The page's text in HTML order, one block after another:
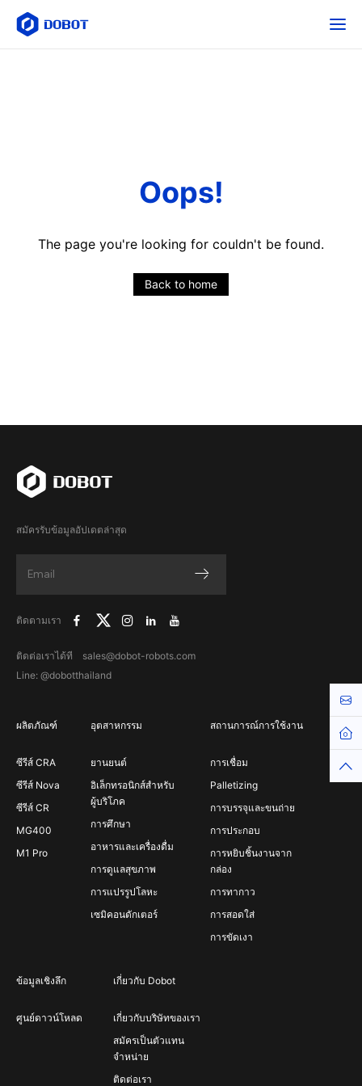
Oops!
The page you're looking for couldn't be found.
Back to home
สมัครรับข้อมูลอัปเดตล่าสุด
ติดตามเรา
ติดต่อเราได้ที sales@dobot-robots.com
Line: @dobotthailand
ผลิตภัณฑ์
ซีรีส์ CRA
ซีรีส์ Nova
ซีรีส์ CR
MG400
M1 Pro
อุตสาหกรรม
ยานยนต์
อิเล็กทรอนิกส์สำหรับ
ผู้บริโภค
การศึกษา
อาหารและเครื่องดื่ม
การดูแลสุขภาพ
การแปรรูปโลหะ
เซมิคอนดักเตอร์
สถานการณ์การใช้งาน
การเชื่อม
Palletizing
การบรรจุและขนถ่าย
การประกอบ
การหยิบชิ้นงานจาก
กล่อง
การทากาว
การสอดใส่
การขัดเงา
ข้อมูลเชิงลึก
ศูนย์ดาวน์โหลด
เกี่ยวกับ Dobot
เกี่ยวกับบริษัทของเรา
สมัครเป็นตัวแทน
จำหน่าย
ติดต่อเรา
Top